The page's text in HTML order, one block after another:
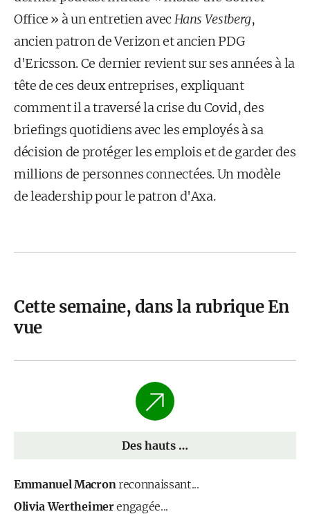
Office » à un entretien avecHans Vestberg,
ancien patron de Verizon et ancien PDG
d'Ericsson. Ce dernier revient sur ses années à la
tête de ces deux entreprises, expliquant
comment il a traversé la crise du Covid, des
briefings quotidiens avec les employés à sa
décision de protéger les emplois et de garder des
millions de personnes connectées. Un modèle
de leadership pour le patron d'Axa.
Cette semaine, dans la rubrique En
vue
Des hauts …
Emmanuel Macronreconnaissant...
Olivia Wertheimerengagée...